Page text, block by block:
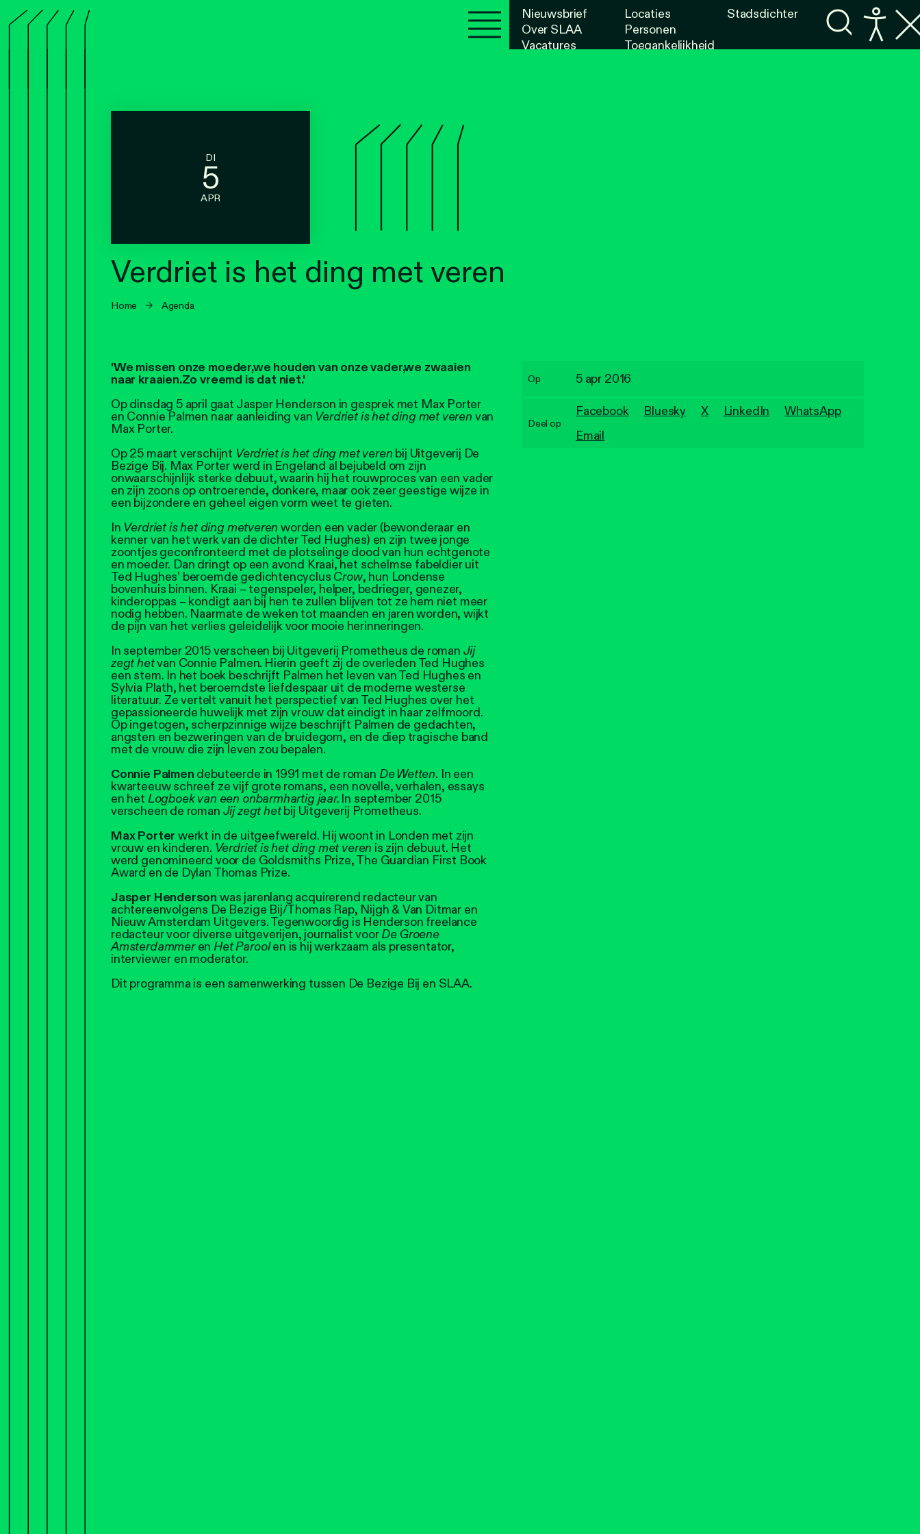
DI
5
APR
Verdriet is het ding met veren
Home → Agenda
'We missen onze moeder,we houden van onze vader,we zwaaien
naar kraaien.Zo vreemd is dat niet.'
Op dinsdag 5 april gaat Jasper Henderson in gesprek met Max Porter
en Connie Palmen naar aanleiding van Verdriet is het ding met veren van
Max Porter.
Op 25 maart verschijnt Verdriet is het ding met veren bij Uitgeverij De
Bezige Bij. Max Porter werd in Engeland al bejubeld om zijn
onwaarschijnlijk sterke debuut, waarin hij het rouwproces van een vader
en zijn zoons op ontroerende, donkere, maar ook zeer geestige wijze in
een bijzondere en geheel eigen vorm weet te gieten.
In Verdriet is het ding metveren worden een vader (bewonderaar en
kenner van het werk van de dichter Ted Hughes) en zijn twee jonge
zoontjes geconfronteerd met de plotselinge dood van hun echtgenote
en moeder. Dan dringt op een avond Kraai, het schelmse fabeldier uit
Ted Hughes’ beroemde gedichtencyclus Crow, hun Londense
bovenhuis binnen. Kraai – tegenspeler, helper, bedrieger, genezer,
kinderoppas – kondigt aan bij hen te zullen blijven tot ze hem niet meer
nodig hebben. Naarmate de weken tot maanden en jaren worden, wijkt
de pijn van het verlies geleidelijk voor mooie herinneringen.
In september 2015 verscheen bij Uitgeverij Prometheus de roman Jij
zegt hetvan Connie Palmen. Hierin geeft zij de overleden Ted Hughes
een stem. In het boek beschrijft Palmen het leven van Ted Hughes en
Sylvia Plath, het beroemdste liefdespaar uit de moderne westerse
literatuur. Ze vertelt vanuit het perspectief van Ted Hughes over het
gepassioneerde huwelijk met zijn vrouw dat eindigt in haar zelfmoord.
Op ingetogen, scherpzinnige wijze beschrijft Palmen de gedachten,
angsten en bezweringen van de bruidegom, en de diep tragische band
met de vrouw die zijn leven zou bepalen.
Connie Palmen debuteerde in 1991 met de roman De Wetten. In een
kwarteeuw schreef ze vijf grote romans, een novelle, verhalen, essays
en het Logboek van een onbarmhartig jaar. In september 2015
verscheen de roman Jij zegt hetbij Uitgeverij Prometheus.
Max Porter werkt in de uitgeefwereld. Hij woont in Londen met zijn
vrouw en kinderen. Verdriet is het ding met veren is zijn debuut. Het
werd genomineerd voor de Goldsmiths Prize, The Guardian First Book
Award en de Dylan Thomas Prize.
Jasper Henderson was jarenlang acquirerend redacteur van
achtereenvolgens De Bezige Bij/Thomas Rap, Nijgh & Van Ditmar en
Nieuw Amsterdam Uitgevers. Tegenwoordig is Henderson freelance
redacteur voor diverse uitgeverijen, journalist voorDe Groene
AmsterdammerenHet Paroolen is hij werkzaam als presentator,
interviewer en moderator.
Dit programma is een samenwerking tussen De Bezige Bij en SLAA.
Op 5 apr 2016
Deel op
Facebook Bluesky X LinkedIn
WhatsApp
Email
Nieuwsbrief
Over SLAA
Vacatures
Locaties
Personen
Toegankelijkheid
Stadsdichter